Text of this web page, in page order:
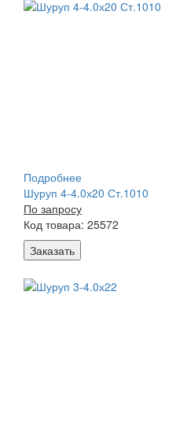
Подробнее
Шуруп 4-4.0х20 Ст.1010
По запросу
Код товара: 25572
Заказать